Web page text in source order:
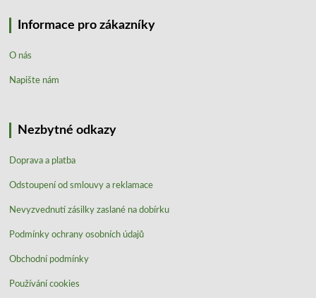
Informace pro zákazníky
O nás
Napište nám
Nezbytné odkazy
Doprava a platba
Odstoupení od smlouvy a reklamace
Nevyzvednutí zásilky zaslané na dobírku
Podmínky ochrany osobních údajů
Obchodní podmínky
Používání cookies